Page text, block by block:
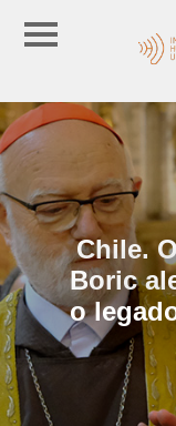
Chile.
Boric
o